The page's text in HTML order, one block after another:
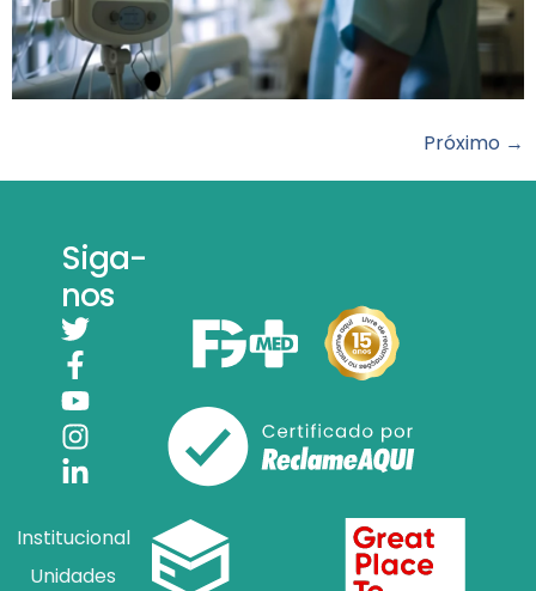
Próximo →
Siga-
nos
Institucional
Unidades